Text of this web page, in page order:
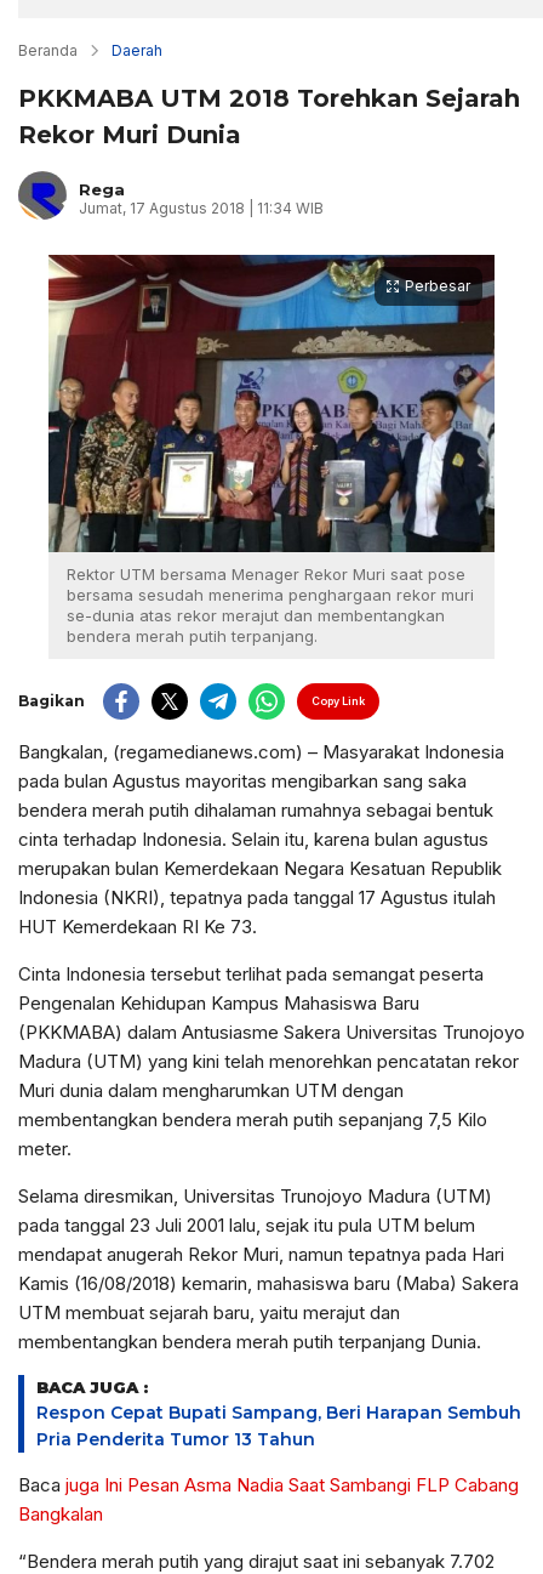
Beranda Daerah
PKKMABA UTM 2018 Torehkan Sejarah
Rekor Muri Dunia
Rega
Jumat, 17 Agustus 2018 | 11:34 WIB
Perbesar
Rektor UTM bersama Menager Rekor Muri saat pose
bersama sesudah menerima penghargaan rekor muri
se-dunia atas rekor merajut dan membentangkan
bendera merah putih terpanjang.
Bagikan Copy Link
Bangkalan, (regamedianews.com) – Masyarakat Indonesia
pada bulan Agustus mayoritas mengibarkan sang saka
bendera merah putih dihalaman rumahnya sebagai bentuk
cinta terhadap Indonesia. Selain itu, karena bulan agustus
merupakan bulan Kemerdekaan Negara Kesatuan Republik
Indonesia (NKRI), tepatnya pada tanggal 17 Agustus itulah
HUT Kemerdekaan RI Ke 73.
Cinta Indonesia tersebut terlihat pada semangat peserta
Pengenalan Kehidupan Kampus Mahasiswa Baru
(PKKMABA) dalam Antusiasme Sakera Universitas Trunojoyo
Madura (UTM) yang kini telah menorehkan pencatatan rekor
Muri dunia dalam mengharumkan UTM dengan
membentangkan bendera merah putih sepanjang 7,5 Kilo
meter.
Selama diresmikan, Universitas Trunojoyo Madura (UTM)
pada tanggal 23 Juli 2001 lalu, sejak itu pula UTM belum
mendapat anugerah Rekor Muri, namun tepatnya pada Hari
Kamis (16/08/2018) kemarin, mahasiswa baru (Maba) Sakera
UTM membuat sejarah baru, yaitu merajut dan
membentangkan bendera merah putih terpanjang Dunia.
BACA JUGA :
Respon Cepat Bupati Sampang, Beri Harapan Sembuh
Pria Penderita Tumor 13 Tahun
Baca juga Ini Pesan Asma Nadia Saat Sambangi FLP Cabang
Bangkalan
“Bendera merah putih yang dirajut saat ini sebanyak 7.702